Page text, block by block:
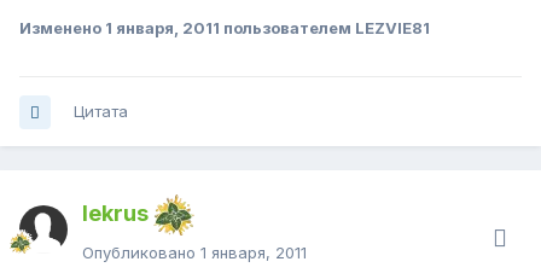
Изменено 1 января, 2011 пользователем LEZVIE81
Цитата
lekrus
Опубликовано 1 января, 2011